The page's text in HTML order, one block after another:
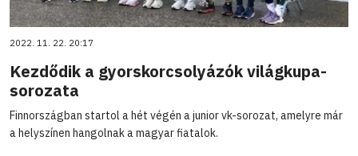
2022. 11. 22. 20:17
Kezdődik a gyorskorcsolyázók világkupa-
sorozata
Finnországban startol a hét végén a junior vk-sorozat, amelyre már
a helyszínen hangolnak a magyar fiatalok.